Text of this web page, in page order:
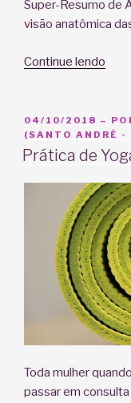
Super-Resumo de
visão anatômica
Continue lendo
que
você
PUBLICADO
EM
04/10/2018 –
(SANTO ANDRÉ -
Prática de
Toda mulher
passar em